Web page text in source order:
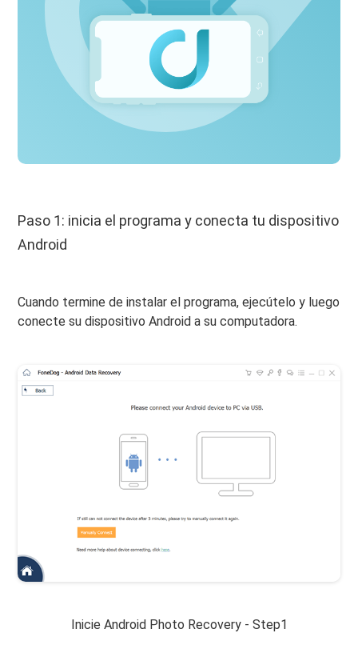
Paso 1: inicia el programa y conecta tu dispositivo
Android
Cuando termine de instalar el programa, ejecútelo y luego
conecte su dispositivo Android a su computadora.
Inicie Android Photo Recovery - Step1